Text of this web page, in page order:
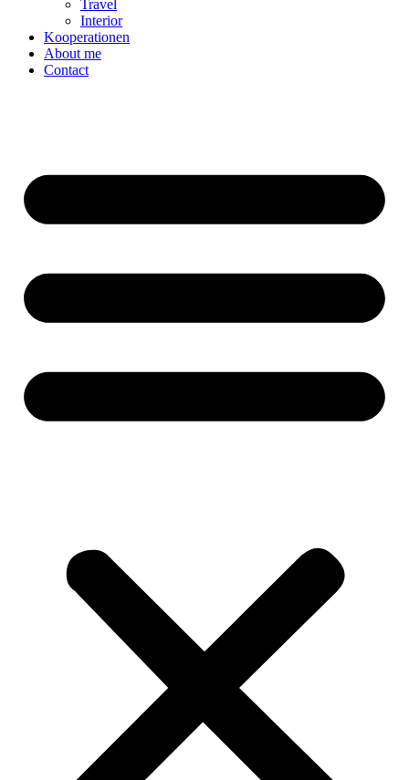
Travel
Interior
Kooperationen
About me
Contact